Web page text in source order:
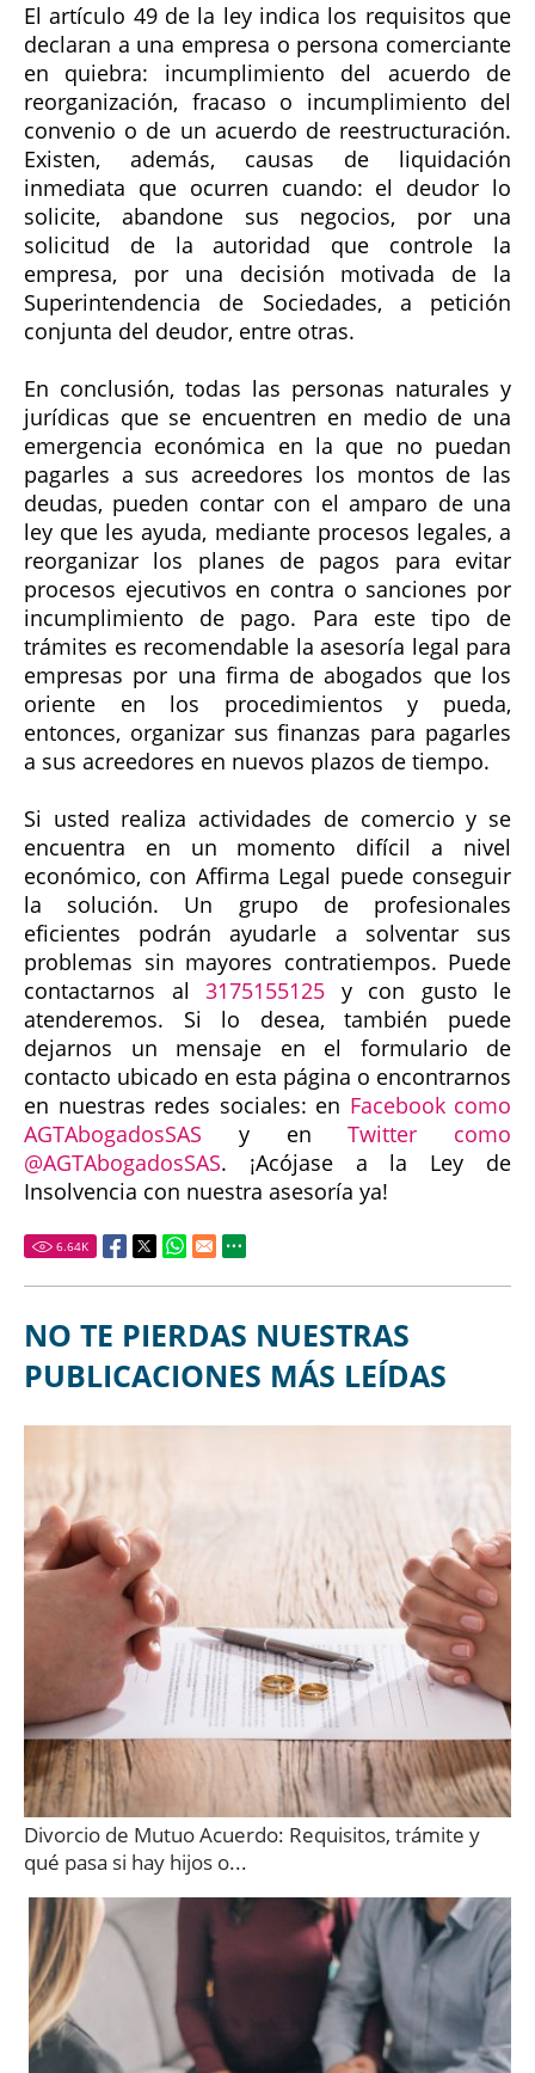
El artículo 49 de la ley indica los requisitos que
declaran a una empresa o persona comerciante
en quiebra: incumplimiento del acuerdo de
reorganización, fracaso o incumplimiento del
convenio o de un acuerdo de reestructuración.
Existen, además, causas de liquidación
inmediata que ocurren cuando: el deudor lo
solicite, abandone sus negocios, por una
solicitud de la autoridad que controle la
empresa, por una decisión motivada de la
Superintendencia de Sociedades, a petición
conjunta del deudor, entre otras.
En conclusión, todas las personas naturales y
jurídicas que se encuentren en medio de una
emergencia económica en la que no puedan
pagarles a sus acreedores los montos de las
deudas, pueden contar con el amparo de una
ley que les ayuda, mediante procesos legales, a
reorganizar los planes de pagos para evitar
procesos ejecutivos en contra o sanciones por
incumplimiento de pago. Para este tipo de
trámites es recomendable la asesoría legal para
empresas por una firma de abogados que los
oriente en los procedimientos y pueda,
entonces, organizar sus finanzas para pagarles
a sus acreedores en nuevos plazos de tiempo.
Si usted realiza actividades de comercio y se
encuentra en un momento difícil a nivel
económico, con Affirma Legal puede conseguir
la solución. Un grupo de profesionales
eficientes podrán ayudarle a solventar sus
problemas sin mayores contratiempos. Puede
contactarnos al 3175155125 y con gusto le
atenderemos. Si lo desea, también puede
dejarnos un mensaje en el formulario de
contacto ubicado en esta página o encontrarnos
en nuestras redes sociales: en Facebook como
AGTAbogadosSAS y enTwitter como
@AGTAbogadosSAS. ¡Acójase a la Ley de
Insolvencia con nuestra asesoría ya!
6.64K
NO TE PIERDAS NUESTRAS
PUBLICACIONES MÁS LEÍDAS
Divorcio de Mutuo Acuerdo: Requisitos, trámite y
qué pasa si hay hijos o...